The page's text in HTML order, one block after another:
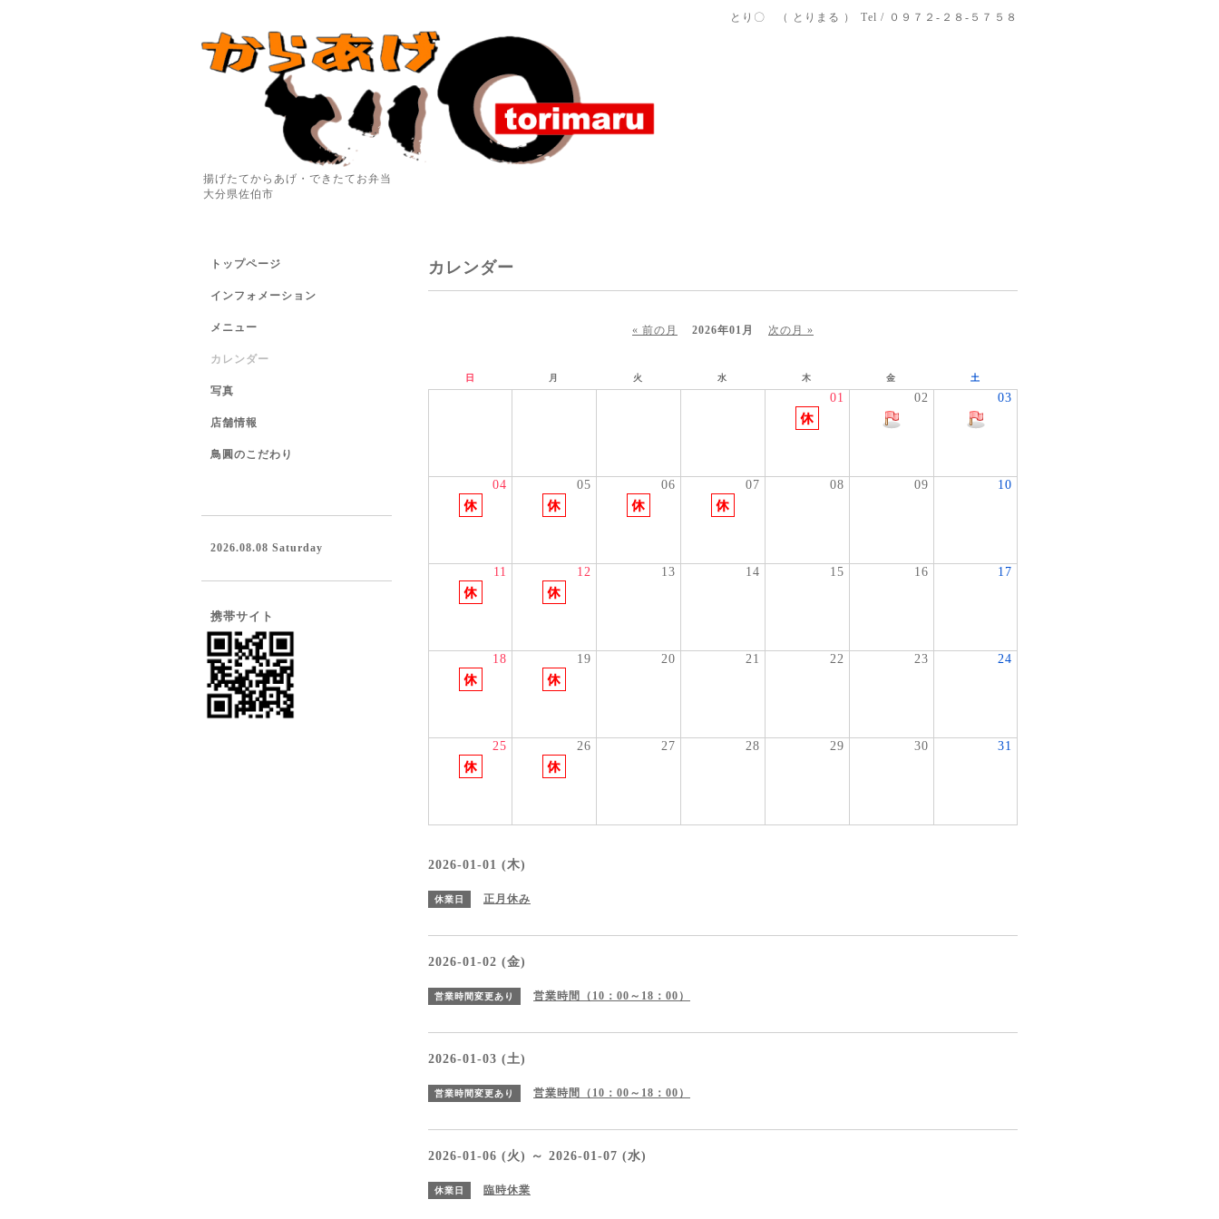
とり〇 （ とりまる ） Tel / ０９７２-２８-５７５８
揚げたてからあげ・できたてお弁当
大分県佐伯市
カレンダー
« 前の月 2026年01月 次の月 »
日 月 火 水 木 金 土
01 02 03
04 05 06 07 08 09 10
11 12 13 14 15 16 17
18 19 20 21 22 23 24
25 26 27 28 29 30 31
2026-01-01 (木)
休業日 正月休み
2026-01-02 (金)
営業時間変更あり 営業時間（10：00～18：00）
2026-01-03 (土)
営業時間変更あり 営業時間（10：00～18：00）
2026-01-06 (火) ～ 2026-01-07 (水)
休業日 臨時休業
トップページ
インフォメーション
メニュー
カレンダー
写真
店舗情報
鳥圓のこだわり
2026.08.08 Saturday
携帯サイト